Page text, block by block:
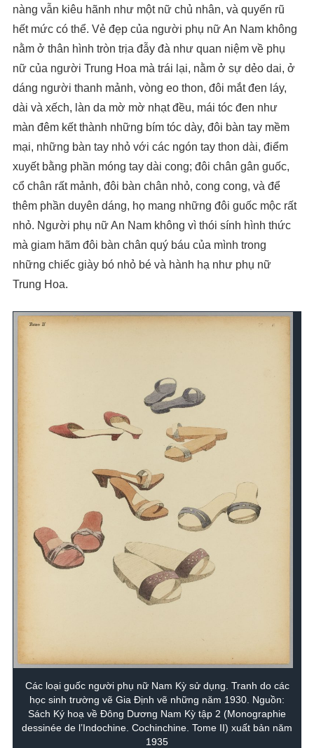
nàng vẫn kiêu hãnh như một nữ chủ nhân, và quyến rũ
hết mức có thể. Vẻ đẹp của người phụ nữ An Nam không
nằm ở thân hình tròn trịa đẫy đà như quan niệm về phụ
nữ của người Trung Hoa mà trái lại, nằm ở sự dẻo dai, ở
dáng người thanh mảnh, vòng eo thon, đôi mắt đen láy,
dài và xếch, làn da mờ mờ nhạt đều, mái tóc đen như
màn đêm kết thành những bím tóc dày, đôi bàn tay mềm
mại, những bàn tay nhỏ với các ngón tay thon dài, điểm
xuyết bằng phần móng tay dài cong; đôi chân gân guốc,
cổ chân rất mảnh, đôi bàn chân nhỏ, cong cong, và để
thêm phần duyên dáng, họ mang những đôi guốc mộc rất
nhỏ. Người phụ nữ An Nam không vì thói sính hình thức
mà giam hãm đôi bàn chân quý báu của mình trong
những chiếc giày bó nhỏ bé và hành hạ như phụ nữ
Trung Hoa.
Các loại guốc người phụ nữ Nam Kỳ sử dụng. Tranh do các
học sinh trường vẽ Gia Định vẽ những năm 1930. Nguồn:
Sách Ký hoạ về Đông Dương Nam Kỳ tập 2 (Monographie
dessinée de l’Indochine. Cochinchine. Tome II) xuất bản năm
1935